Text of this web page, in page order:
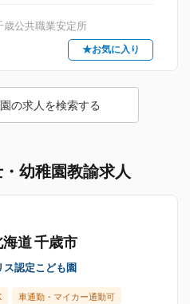
歳公共職業安定所
★お気に入り
の求人を検索する
幼稚園教諭求人
道 千歳市
ス認定こども園
車通勤・マイカー通勤可